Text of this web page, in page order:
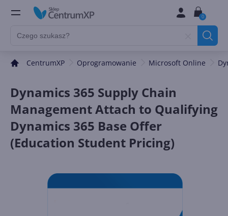
0
CentrumXP Oprogramowanie Microsoft Online
Dynamics 365 Supply Chain
Management Attach to Qualifying
Dynamics 365 Base Offer
(Education Student Pricing)